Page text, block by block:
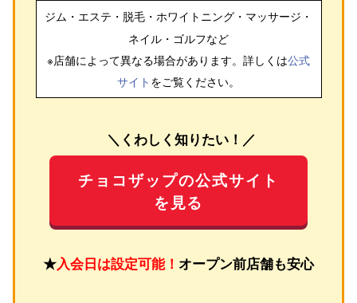
ジム・エステ・脱毛・ホワイトニング・マッサージ・
ネイル・ゴルフなど
※店舗によって異なる場合があります。詳しくは公式
サイト をご覧ください。
＼くわしく知りたい！／
チョコザップの公式サイト
を見る
★入会日は設定可能！ オープン前店舗も安心